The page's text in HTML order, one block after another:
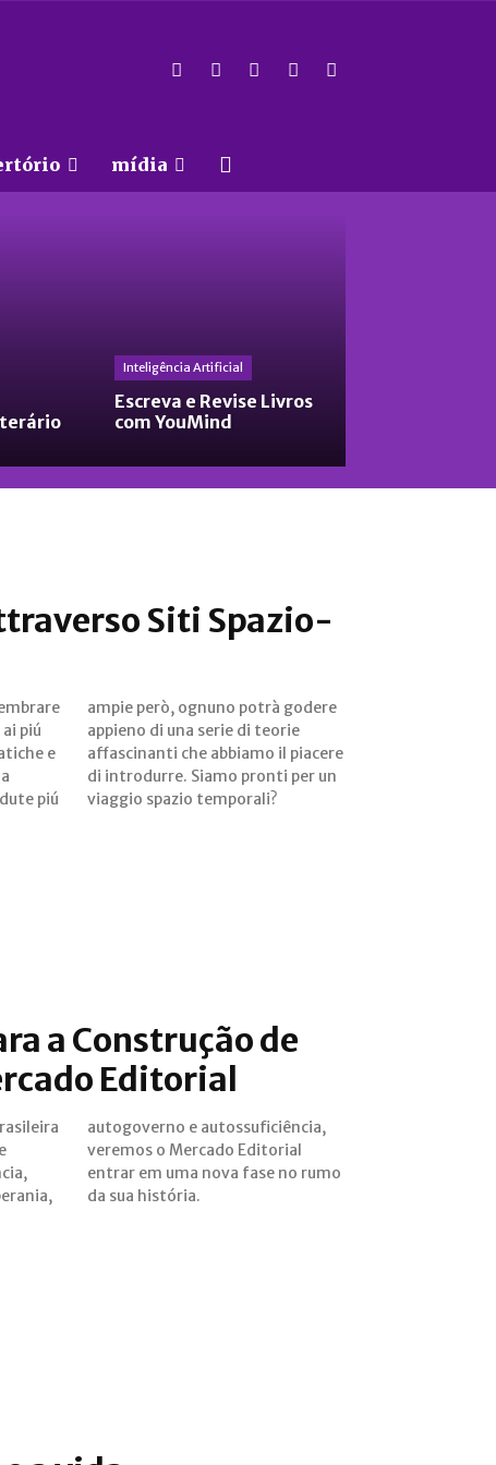
mídia
Inteligência Artificial
Escreva e Revise Livros
com YouMind
Siti Spazio-
piú
e
piú
godere
viaggio spazio temporali?
a Construção de
Editorial
da sua história.